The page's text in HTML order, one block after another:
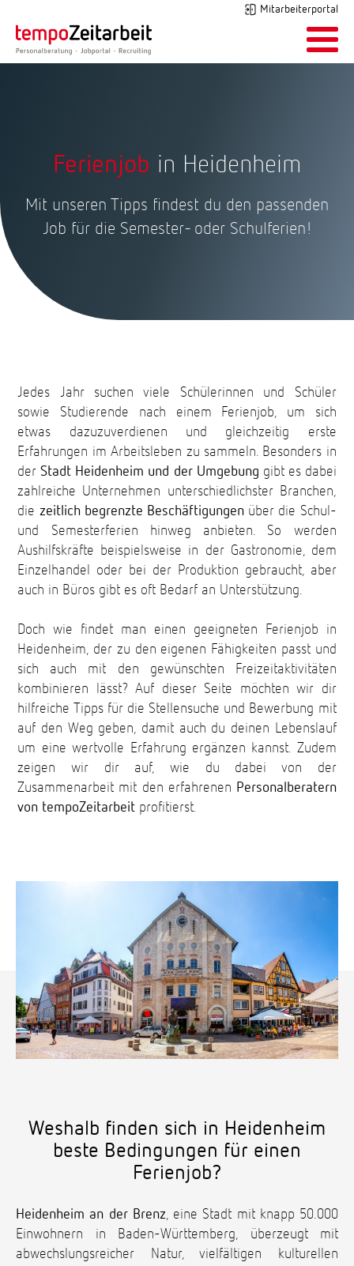
Mitarbeiterportal
Ferienjob in Heidenheim
Mit unseren Tipps findest du den passenden
Job für die Semester- oder Schulferien!
Jedes Jahr suchen viele Schülerinnen und Schüler
sowie Studierende nach einem Ferienjob, um sich
etwas dazuzuverdienen und gleichzeitig erste
Erfahrungen im Arbeitsleben zu sammeln. Besonders in
der Stadt Heidenheim und der Umgebung gibt es dabei
zahlreiche Unternehmen unterschiedlichster Branchen,
die zeitlich begrenzte Beschäftigungen über die Schul-
und Semesterferien hinweg anbieten. So werden
Aushilfskräfte beispielsweise in der Gastronomie, dem
Einzelhandel oder bei der Produktion gebraucht, aber
auch in Büros gibt es oft Bedarf an Unterstützung.
Doch wie findet man einen geeigneten Ferienjob in
Heidenheim, der zu den eigenen Fähigkeiten passt und
sich auch mit den gewünschten Freizeitaktivitäten
kombinieren lässt? Auf dieser Seite möchten wir dir
hilfreiche Tipps für die Stellensuche und Bewerbung mit
auf den Weg geben, damit auch du deinen Lebenslauf
um eine wertvolle Erfahrung ergänzen kannst. Zudem
zeigen wir dir auf, wie du dabei von der
Zusammenarbeit mit den erfahrenen Personalberatern
von tempoZeitarbeit profitierst.
Weshalb finden sich in Heidenheim
beste Bedingungen für einen
Ferienjob?
Heidenheim an der Brenz, eine Stadt mit knapp 50.000
Einwohnern in Baden-Württemberg, überzeugt mit
abwechslungsreicher Natur, vielfältigen kulturellen